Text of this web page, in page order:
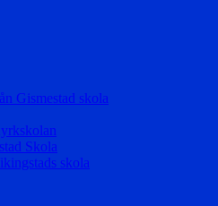
Gismestad skola
Skola
skola